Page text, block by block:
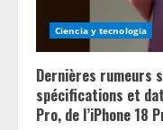
Ciencia y tecnologia
Dernières rumeurs
spécifications et
Pro, de l’iPhone 18